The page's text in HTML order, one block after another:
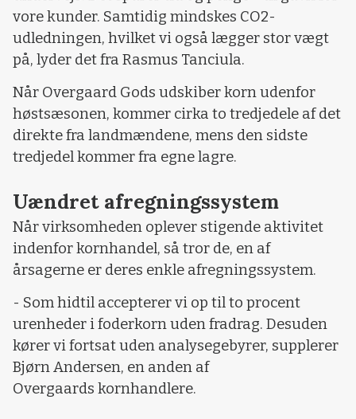
vore kunder. Samtidig mindskes CO2-
udledningen, hvilket vi også lægger stor vægt
på, lyder det fra Rasmus Tanciula.
Når Overgaard Gods udskiber korn udenfor
høstsæsonen, kommer cirka to tredjedele af det
direkte fra landmændene, mens den sidste
tredjedel kommer fra egne lagre.
Uændret afregningssystem
Når virksomheden oplever stigende aktivitet
indenfor kornhandel, så tror de, en af
årsagerne er deres enkle afregningssystem.
- Som hidtil accepterer vi op til to procent
urenheder i foderkorn uden fradrag. Desuden
kører vi fortsat uden analysegebyrer, supplerer
Bjørn Andersen, en anden af
Overgaards kornhandlere.